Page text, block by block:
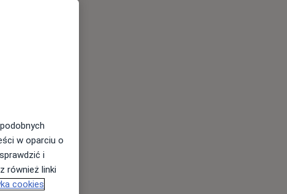
w oparciu o
i
również linki
cookies